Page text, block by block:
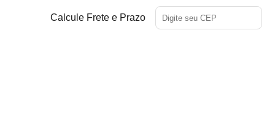
Calcule Frete e Prazo